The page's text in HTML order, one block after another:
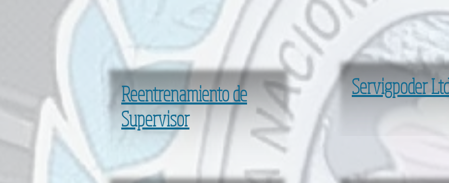
Reentrenamiento de
Supervisor
Servigpoder